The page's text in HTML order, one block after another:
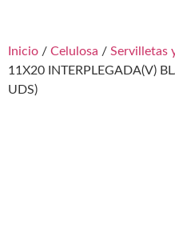
Inicio / Celulosa / Servilletas
11X20 INTERPLEGADA(V)
UDS)